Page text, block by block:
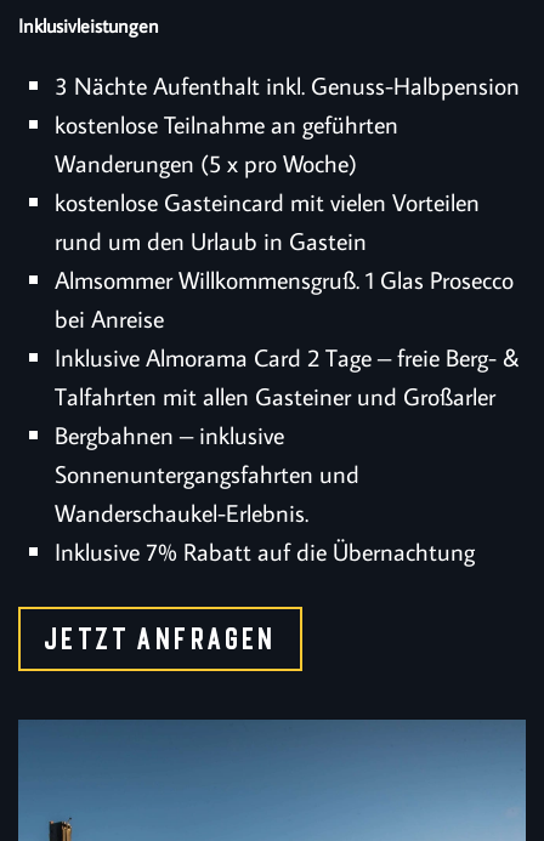
Inklusivleistungen
3 Nächte Aufenthalt inkl. Genuss-Halbpension
kostenlose Teilnahme an geführten
Wanderungen (5 x pro Woche)
kostenlose Gasteincard mit vielen Vorteilen
rund um den Urlaub in Gastein
Almsommer Willkommensgruß. 1 Glas Prosecco
bei Anreise
Inklusive Almorama Card 2 Tage – freie Berg- &
Talfahrten mit allen Gasteiner und Großarler
Bergbahnen – inklusive
Sonnenuntergangsfahrten und
Wanderschaukel-Erlebnis.
Inklusive 7% Rabatt auf die Übernachtung
JETZT ANFRAGEN